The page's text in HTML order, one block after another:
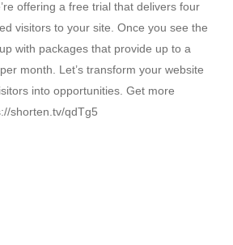
offering a free trial that delivers four
visitors to your site. Once you see the
with packages that provide up to a
month. Let’s transform your website
into opportunities. Get more
shorten.tv/qdTg5